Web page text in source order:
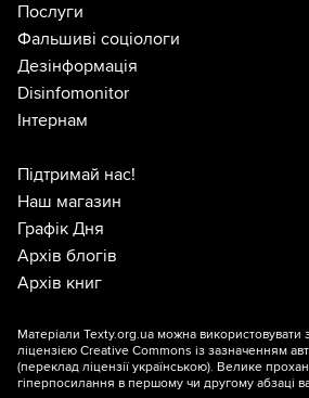
Послуги
Фальшиві соціологи
Дезінформація
Disinfomonitor
Інтернам
Підтримай нас!
Наш магазин
Графік Дня
Архів блогів
Архів книг
Матеріали Texty.org.ua можна використовувати
ліцензією Creative Commons із зазначенням
(переклад ліцензії українською). Велике
гіперпосилання в першому чи другому абзаці